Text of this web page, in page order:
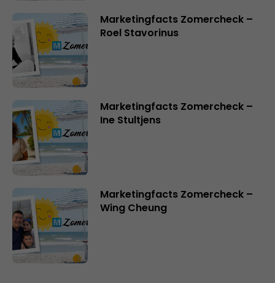
Marketingfacts Zomercheck –
Roel Stavorinus
Marketingfacts Zomercheck –
Ine Stultjens
Marketingfacts Zomercheck –
Wing Cheung